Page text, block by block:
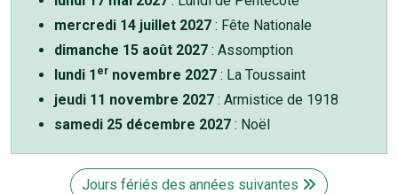
mercredi 14 juillet 2027 : Fête Nationale
dimanche 15 août 2027 : Assomption
lundi 1 er novembre 2027 : La Toussaint
jeudi 11 novembre 2027 : Armistice de 1918
samedi 25 décembre 2027 : Noël
Jours fériés des années suivantes